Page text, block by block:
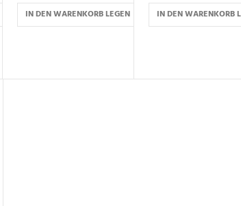
IN DEN WARENKORB LEGEN IN DEN WARENKORB